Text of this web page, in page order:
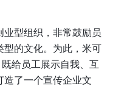
型组织，非常鼓励员
型的文化。为此，米可
给员工展示自我、互
了一个宣传企业文